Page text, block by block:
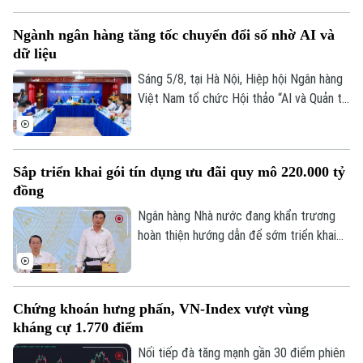
giao dịch, VN-index giảm 0,77 điểm
index tăng 7,18 điểm (2,51%) lên 293,59
điểm.
Ngành ngân hàng tăng tốc chuyển đổi số nhờ AI và
dữ liệu
Sáng 5/8, tại Hà Nội, Hiệp hội Ngân hàng
Việt Nam tổ chức Hội thảo “AI và Quản trị
mại, doanh nghiệp công nghệ và chuyên
Sắp triển khai gói tín dụng ưu đãi quy mô 220.000 tỷ
đồng
Ngân hàng Nhà nước đang khẩn trương
hoàn thiện hướng dẫn để sớm triển khai
tiên. Đây là thông tin được Phó Thống
đốc Ngân hàng Nhà nước Phạm Thanh Hà
cho biết tại Họp báo Chính phủ thường kỳ
Chứng khoán hưng phấn, VN-Index vượt vùng
kháng cự 1.770 điểm
Nối tiếp đà tăng mạnh gần 30 điểm phiên